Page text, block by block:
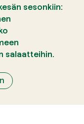
sesonkiin:
salaatteihin.